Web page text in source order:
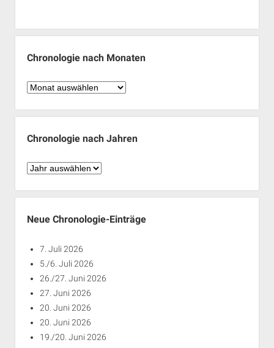
Chronologie nach Monaten
Chronologie
Monaten
Chronologie nach Jahren
Chronologie
Jahren
Neue Chronologie-Einträge
7. Juli 2026
5./6. Juli 2026
26./27. Juni 2026
27. Juni 2026
20. Juni 2026
20. Juni 2026
19./20. Juni 2026